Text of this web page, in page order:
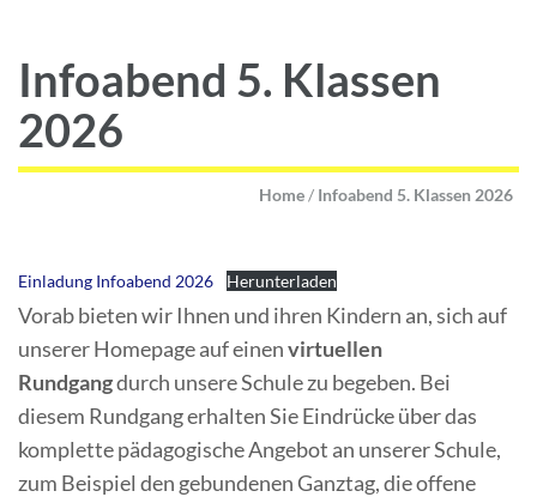
Infoabend 5. Klassen
2026
Home/ Infoabend 5. Klassen 2026
Einladung Infoabend 2026 Herunterladen
Vorab bieten wir Ihnen und ihren Kindern an, sich auf
unserer Homepage auf einenvirtuellen
Rundgangdurch unsere Schule zu begeben. Bei
diesem Rundgang erhalten Sie Eindrücke über das
komplette pädagogische Angebot an unserer Schule,
zum Beispiel den gebundenen Ganztag, die offene